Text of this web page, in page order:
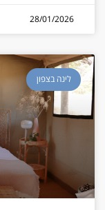
28/01/2026
לינה בצפון